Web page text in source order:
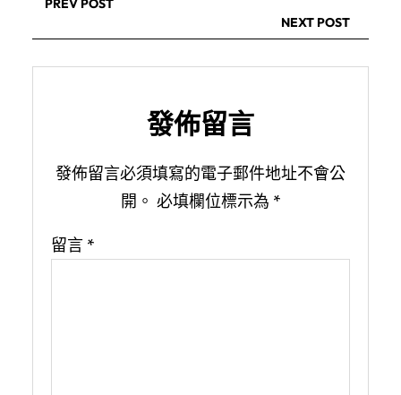
PREV POST
NEXT POST
發佈留言
發佈留言必須填寫的電子郵件地址不會公
開。 必填欄位標示為 *
留言 *